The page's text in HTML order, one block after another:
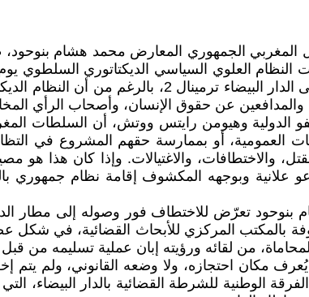
صباحًا، في رحلة الخطوط الكندية 72 من مونتريال من
والمدافعين عن حقوق الإنسان، وأصحاب الرأي
الدولية وهيومن رايتس ووتش، أن السلطات
العمومية، أو بممارسة حقهم المشروع في
والاختطافات، والاغتيالات. وإذا كان هذا
وبوجهه المكشوف إقامة نظام جمهوري
بنوحود تعرّض للاختطاف فور وصوله إلى مطار
بالمكتب المركزي للأبحاث القضائية، في شكل
من لقائه ورؤيته إبان عملية تسليمه من قبل
مكان احتجازه، ولا وضعه القانوني، ولم
الوطنية للشرطة القضائية بالدار البيضاء،